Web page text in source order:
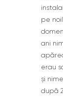
pe
ani
erau
și
după